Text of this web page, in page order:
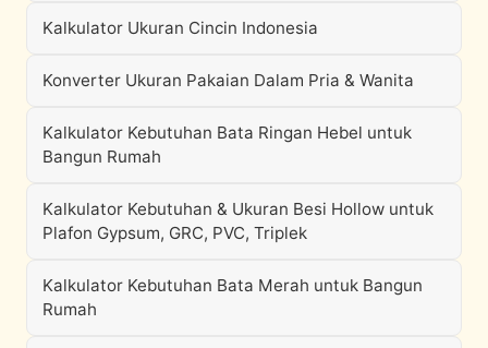
Kalkulator Ukuran Cincin Indonesia
Konverter Ukuran Pakaian Dalam Pria & Wanita
Kalkulator Kebutuhan Bata Ringan Hebel untuk
Bangun Rumah
Kalkulator Kebutuhan & Ukuran Besi Hollow untuk
Plafon Gypsum, GRC, PVC, Triplek
Kalkulator Kebutuhan Bata Merah untuk Bangun
Rumah